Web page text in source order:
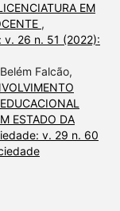
EM
,
v. 26 n. 51 (2022):
Falcão,
ESTADO DA
v. 29 n. 60